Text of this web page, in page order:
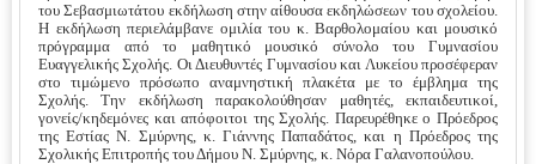
του Σεβασμιωτάτου εκδήλωση στην αίθουσα εκδηλώσεων του σχολείου.
Η εκδήλωση περιελάμβανε ομιλία του κ. Βαρθολομαίου και μουσικό
πρόγραμμα από το μαθητικό μουσικό σύνολο του Γυμνασίου
Ευαγγελικής Σχολής. Οι Διευθυντές Γυμνασίου και Λυκείου προσέφεραν
στο τιμώμενο πρόσωπο αναμνηστική πλακέτα με το έμβλημα της
Σχολής. Την εκδήλωση παρακολούθησαν μαθητές, εκπαιδευτικοί,
γονείς/κηδεμόνες και απόφοιτοι της Σχολής. Παρευρέθηκε ο Πρόεδρος
της Εστίας Ν. Σμύρνης, κ. Γιάννης Παπαδάτος, και η Πρόεδρος της
Σχολικής Επιτροπής του Δήμου Ν. Σμύρνης, κ. Νόρα Γαλανοπούλου.